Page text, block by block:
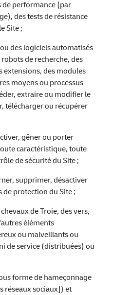
de performance (par
des tests de résistance
Site ;
des logiciels automatisés
de recherche, des
extensions, des modules
moyens ou processus
extraire ou modifier le
télécharger ou récupérer
gêner ou porter
caractéristique, toute
de sécurité du Site ;
supprimer, désactiver
protection du Site ;
de Troie, des vers,
éléments
ou malveillants ou
de service (distribuées) ou
forme de hameçonnage
réseaux sociaux]) et